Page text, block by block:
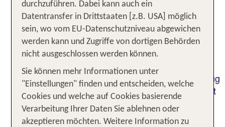
überragende Rolle in Berlin, wie sich an 170
Museen und weiteren kulturellen Einrichtungen
zeigt. Dem Großstadttrubel stehen der idyllische
Tiergarten oder der Grunewald entgegen. Bei TUI
findest Du attraktive Angebote für Deine
Berlinreise. Möchtest Du im Rahmen einer
Pauschalreise einen Berlinurlaub mit Hotel und Flug
buchen? Auch das ist über TUI möglich. Prüfe jetzt
die günstigen Urlaubsangebote für Berlin von TUI
und buche über tui.com Deinen Berlinurlaub.
durchzuführen. Dabei kann auch ein
Datentransfer in Drittstaaten [z.B. USA] möglich
sein, wo vom EU-Datenschutzniveau abgewichen
werden kann und Zugriffe von dortigen Behörden
nicht ausgeschlossen werden können.
Sie können mehr Informationen unter
"Einstellungen" finden und entscheiden, welche
Cookies und welche auf Cookies basierende
Verarbeitung Ihrer Daten Sie ablehnen oder
akzeptieren möchten. Weitere Information zu